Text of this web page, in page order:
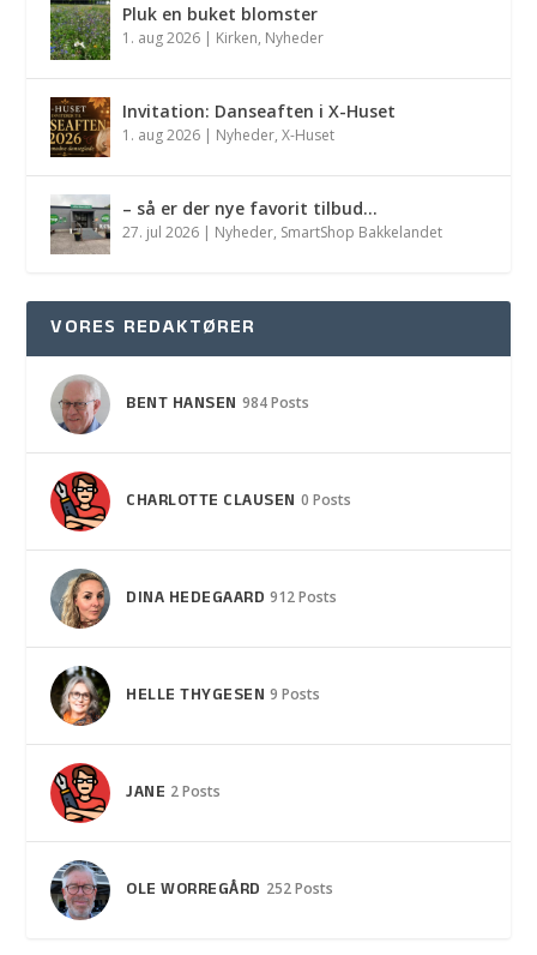
Pluk en buket blomster
1. aug 2026 | Kirken, Nyheder
Invitation: Danseaften i X-Huset
1. aug 2026 | Nyheder,X-Huset
– så er der nye favorit tilbud…
27. jul 2026 | Nyheder, SmartShop Bakkelandet
VORES REDAKTØRER
BENT HANSEN 984 Posts
CHARLOTTE CLAUSEN 0 Posts
DINA HEDEGAARD 912 Posts
HELLE THYGESEN 9 Posts
JANE 2 Posts
OLE WORREGÅRD 252 Posts